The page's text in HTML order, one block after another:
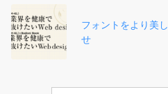
フォントをより美
せ